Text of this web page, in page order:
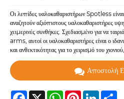
Οι λεπίδες υαλοκαθαριστήρων Spotless
αναζητούν αξιόπιστους υαλοκαθαριστήρες
χειμερινές συνθήκες. Σχεδιασμένο για να
arms, αυτοί οι υαλοκαθαριστήρες είναι ο
και ανθεκτικότητας για το χειρισμό του
Αποστολή
Facebook
X WhatsAppPinterestLinkedIn